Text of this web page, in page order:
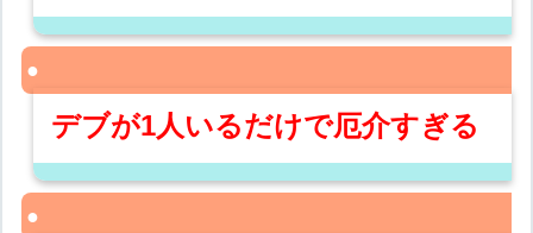
デブが1人いるだけで厄介すぎる